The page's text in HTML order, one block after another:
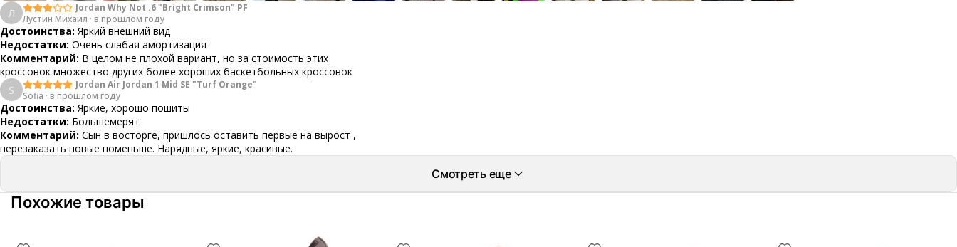
Л
Jordan Why Not .6 "Bright Crimson" PF
Лустин Михаил · в прошлом году
Достоинства: Яркий внешний вид
Недостатки: Очень слабая амортизация
Комментарий: В целом не плохой вариант, но за стоимость этих
кроссовок множество других более хороших баскетбольных кроссовок
S
Jordan Air Jordan 1 Mid SE "Turf Orange"
Sofia · в прошлом году
Достоинства: Яркие, хорошо пошиты
Недостатки: Большемерят
Комментарий: Сын в восторге, пришлось оставить первые на вырост ,
перезаказать новые поменьше. Нарядные, яркие, красивые.
Смотреть еще
Похожие товары